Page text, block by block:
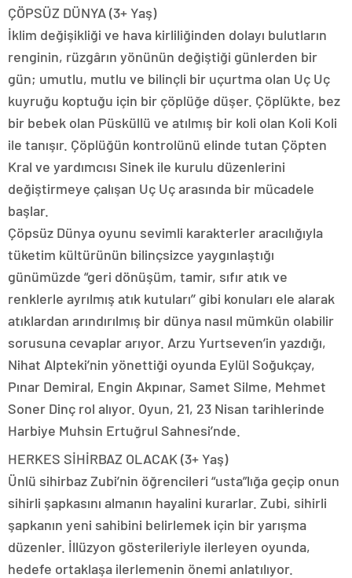
ÇÖPSÜZ DÜNYA (3+ Yaş)
İklim değişikliği ve hava kirliliğinden dolayı bulutların
renginin, rüzgârın yönünün değiştiği günlerden bir
gün; umutlu, mutlu ve bilinçli bir uçurtma olan Uç Uç
kuyruğu koptuğu için bir çöplüğe düşer. Çöplükte, bez
bir bebek olan Püsküllü ve atılmış bir koli olan Koli Koli
ile tanışır. Çöplüğün kontrolünü elinde tutan Çöpten
Kral ve yardımcısı Sinek ile kurulu düzenlerini
değiştirmeye çalışan Uç Uç arasında bir mücadele
başlar.
Çöpsüz Dünya oyunu sevimli karakterler aracılığıyla
tüketim kültürünün bilinçsizce yaygınlaştığı
günümüzde “geri dönüşüm, tamir, sıfır atık ve
renklerle ayrılmış atık kutuları’’ gibi konuları ele alarak
atıklardan arındırılmış bir dünya nasıl mümkün olabilir
sorusuna cevaplar arıyor. Arzu Yurtseven’in yazdığı,
Nihat Alpteki’nin yönettiği oyunda Eylül Soğukçay,
Pınar Demiral, Engin Akpınar, Samet Silme, Mehmet
Soner Dinç rol alıyor. Oyun, 21, 23 Nisan tarihlerinde
Harbiye Muhsin Ertuğrul Sahnesi’nde.
HERKES SİHİRBAZ OLACAK (3+ Yaş)
Ünlü sihirbaz Zubi’nin öğrencileri “usta”lığa geçip onun
sihirli şapkasını almanın hayalini kurarlar. Zubi, sihirli
şapkanın yeni sahibini belirlemek için bir yarışma
düzenler. İllüzyon gösterileriyle ilerleyen oyunda,
hedefe ortaklaşa ilerlemenin önemi anlatılıyor.